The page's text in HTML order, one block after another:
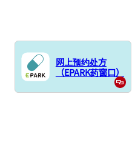
网上预约处方
（EPARK药窗口）